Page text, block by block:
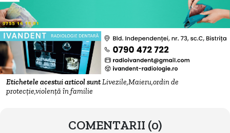
Etichetele acestui articol suntLivezile,Maieru,ordin de
protecție,violență în familie
COMENTARII (0)